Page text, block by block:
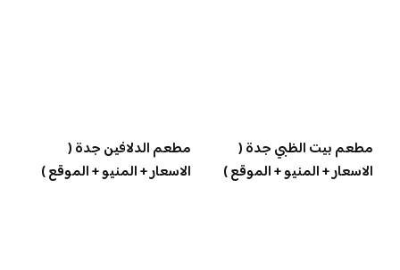
مطعم بيت الظبي جدة (
الاسعار + المنيو + الموقع )
مطعم الدلافين جدة (
الاسعار + المنيو + الموقع )